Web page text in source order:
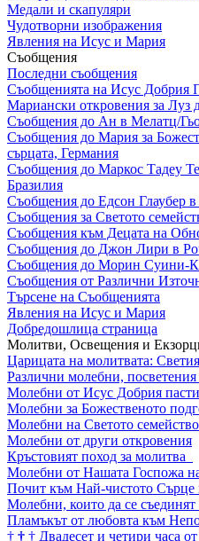
Медали и скапуляри
Чудотворни изображения
Явления на Исус и Мария
Съобщения
Последни съобщения
Съобщенията на Исус Добрия
Мариански откровения за
Съобщения до Ан в Мелатц/
Съобщения до Мария за
сърцата, Германия
Съобщения до Маркос Тадеу
Бразилия
Съобщения до Едсон Глаубер
Съобщения за Светото
Съобщения към Децата на
Съобщения до Джон Лири в
Съобщения до Морин Суини-
Съобщения от Различни
Търсене на Съобщенията
Явления на Исус и Мария
Добредошлица страница
Молитви, Освещения и
Царицата на молитвата:
Различни молебни,
Молебни от Исус Добрия
Молебни за Божественото
Молебни на Светото
Молебни от други откровения
Кръстовият поход за молитва
Молебни от Нашата Госпожа
Почит към Най-чистото
Молебни, които да се
Пламъкът от любовта към
† † † Двадесет и четири часа